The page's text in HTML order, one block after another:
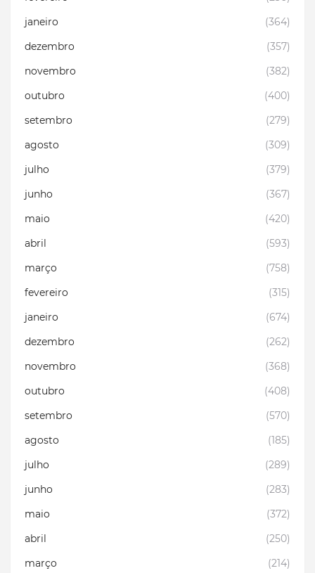
janeiro
(364)
dezembro
(357)
novembro
(382)
outubro
(400)
setembro
(279)
agosto
(309)
julho
(379)
junho
(367)
maio
(420)
abril
(593)
março
(758)
fevereiro
(315)
janeiro
(674)
dezembro
(262)
novembro
(368)
outubro
(408)
setembro
(570)
agosto
(185)
julho
(289)
junho
(283)
maio
(372)
abril
(250)
março
(214)